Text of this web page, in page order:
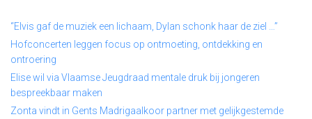
“Elvis gaf de muziek een lichaam, Dylan schonk haar de ziel …”
Hofconcerten leggen focus op ontmoeting, ontdekking en
ontroering
Elise wil via Vlaamse Jeugdraad mentale druk bij jongeren
bespreekbaar maken
Zonta vindt in Gents Madrigaalkoor partner met gelijkgestemde